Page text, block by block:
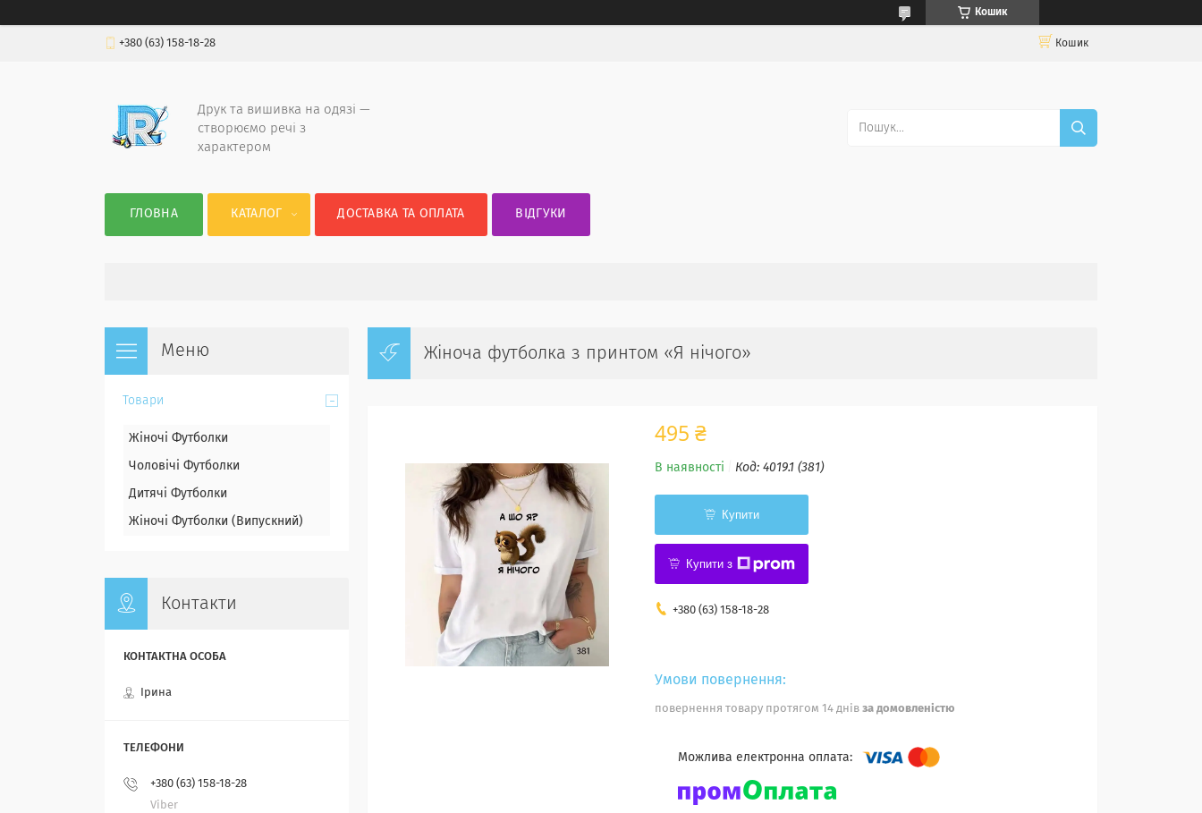
Кошик
+380 (63) 158-18-28 Кошик
Друк та вишивка на одязі —
створюємо речі з
характером
ГЛОВНА КАТАЛОГ ДОСТАВКА ТА ОПЛАТА ВІДГУКИ
Жіноча футболка з принтом «Я нічого»
495 ₴
В наявності Код: 4019.1 (381)
Купити
Купити з
+380 (63) 158-18-28
повернення товару протягом 14 днів за домовленістю
Товари
Жіночі Футболки
Чоловічі Футболки
Дитячі Футболки
Жіночі Футболки (Випускний)
Контакти
Ірина
+380 (63) 158-18-28
Viber